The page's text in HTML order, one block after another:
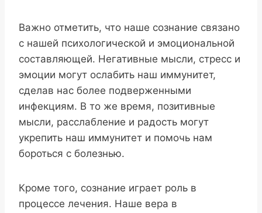
Важно отметить, что наше сознание связано
с нашей психологической и эмоциональной
составляющей. Негативные мысли, стресс и
эмоции могут ослабить наш иммунитет,
сделав нас более подверженными
инфекциям. В то же время, позитивные
мысли, расслабление и радость могут
укрепить наш иммунитет и помочь нам
бороться с болезнью.
Кроме того, сознание играет роль в
процессе лечения. Наше вера в